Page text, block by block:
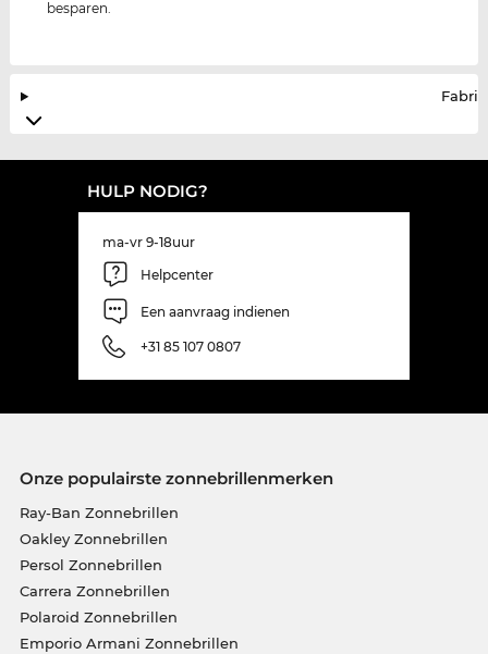
besparen.
HULP NODIG?
ma-vr 9-18uur
Helpcenter
Een aanvraag indienen
+31 85 107 0807
Onze populairste zonnebrillenmerken
Ray-Ban Zonnebrillen
Oakley Zonnebrillen
Persol Zonnebrillen
Carrera Zonnebrillen
Polaroid Zonnebrillen
Emporio Armani Zonnebrillen